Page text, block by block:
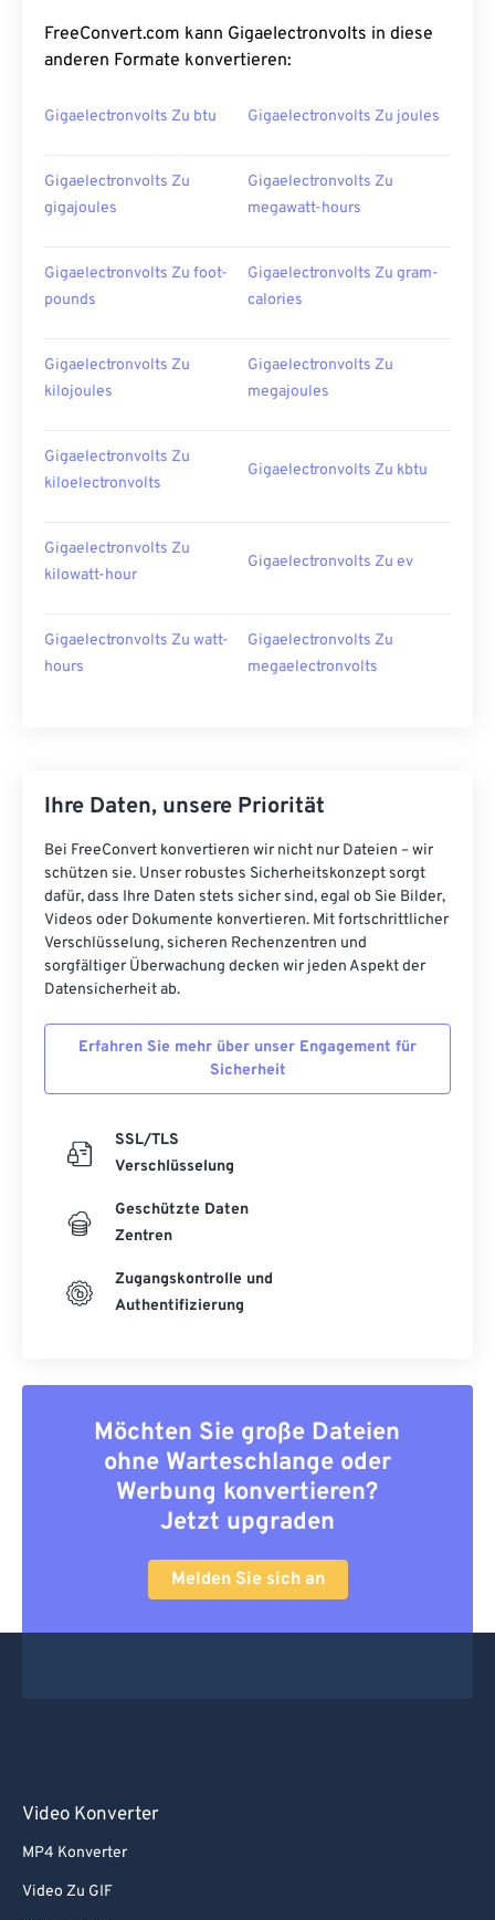
FreeConvert.com kann Gigaelectronvolts in diese
anderen Formate konvertieren:
Gigaelectronvolts Zu btu Gigaelectronvolts Zu joules
Gigaelectronvolts Zu
gigajoules
Gigaelectronvolts Zu
megawatt-hours
Gigaelectronvolts Zu foot-
pounds
Gigaelectronvolts Zu gram-
calories
Gigaelectronvolts Zu
kilojoules
Gigaelectronvolts Zu
megajoules
Gigaelectronvolts Zu
kiloelectronvolts
Gigaelectronvolts Zu kbtu
Gigaelectronvolts Zu
kilowatt-hour
Gigaelectronvolts Zu ev
Gigaelectronvolts Zu watt-
hours
Gigaelectronvolts Zu
megaelectronvolts
Ihre Daten, unsere Priorität
Bei FreeConvert konvertieren wir nicht nur Dateien – wir
schützen sie. Unser robustes Sicherheitskonzept sorgt
dafür, dass Ihre Daten stets sicher sind, egal ob Sie Bilder,
Videos oder Dokumente konvertieren. Mit fortschrittlicher
Verschlüsselung, sicheren Rechenzentren und
sorgfältiger Überwachung decken wir jeden Aspekt der
Datensicherheit ab.
Erfahren Sie mehr über unser Engagement für
Sicherheit
SSL/TLS
Verschlüsselung
Geschützte Daten
Zentren
Zugangskontrolle und
Authentifizierung
Möchten Sie große Dateien
ohne Warteschlange oder
Werbung konvertieren?
Jetzt upgraden
Melden Sie sich an
Video Konverter
MP4 Konverter
Video Zu GIF